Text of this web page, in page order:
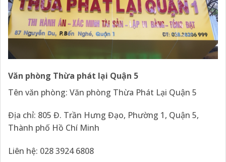
Văn phòng Thừa phát lại Quận 5
Tên văn phòng: Văn phòng Thừa Phát Lại Quận 5
Địa chỉ: 805 Đ. Trần Hưng Đạo, Phường 1, Quận 5,
Thành phố Hồ Chí Minh
Liên hệ: 028 3924 6808